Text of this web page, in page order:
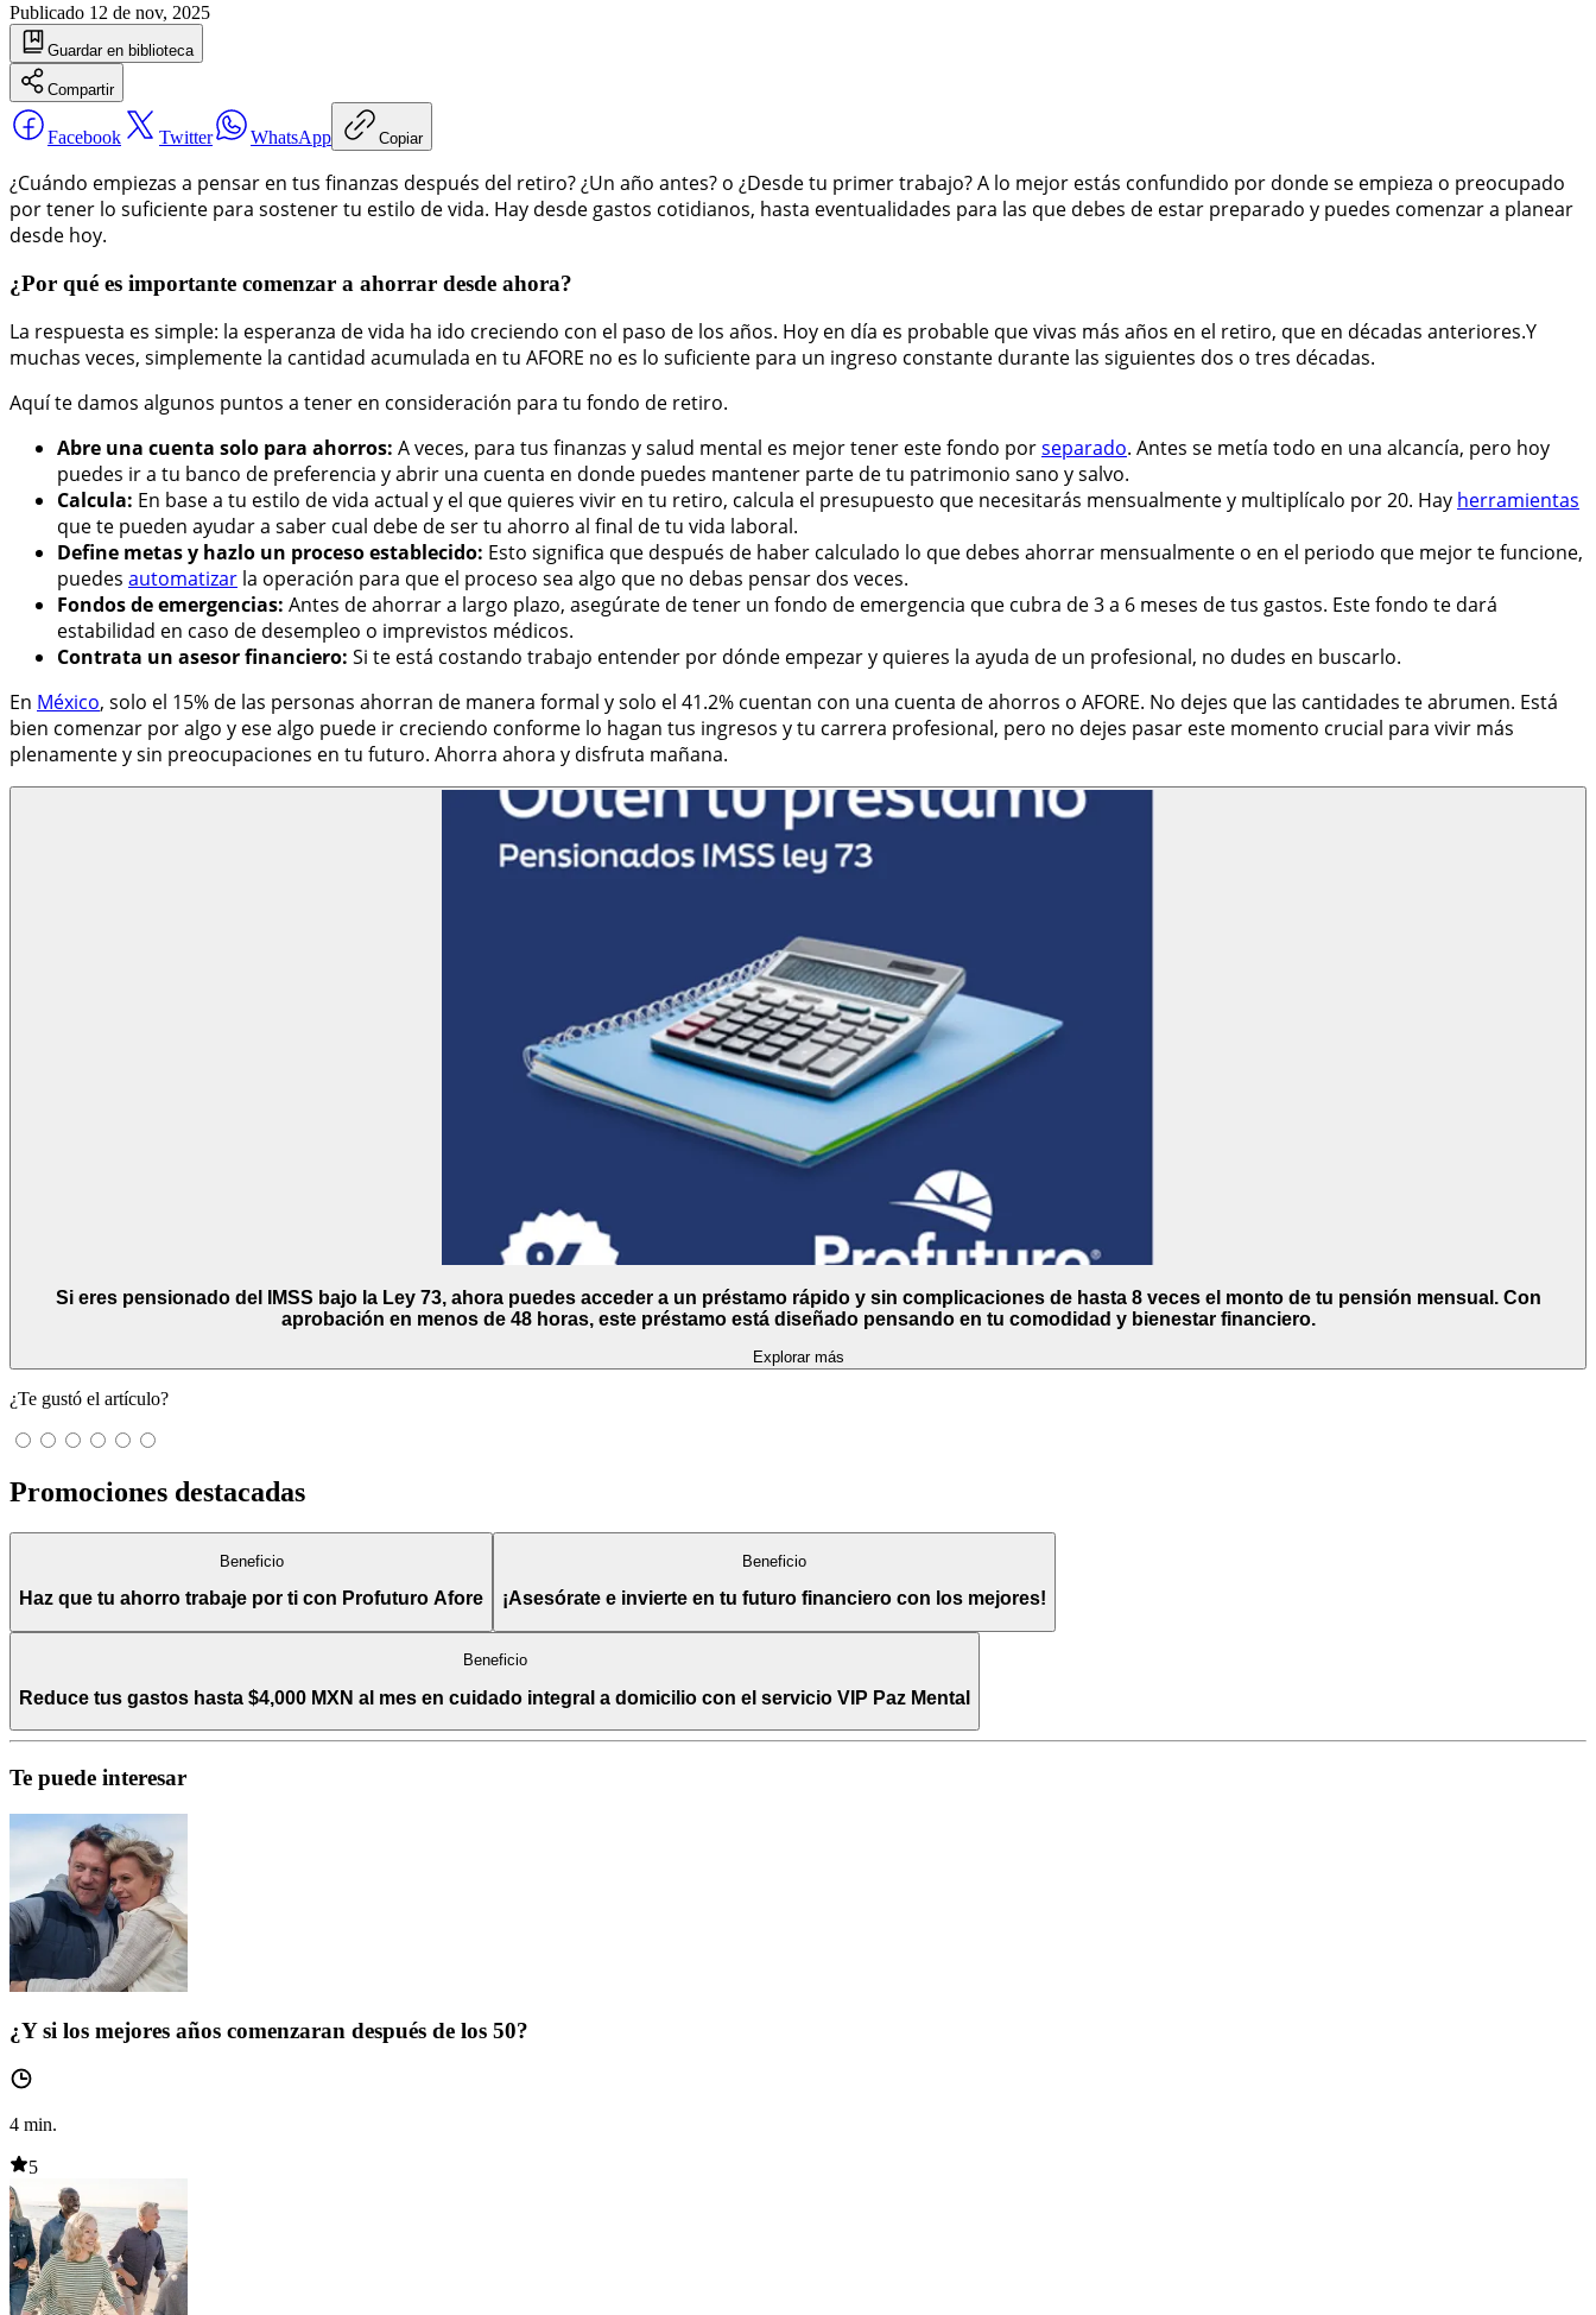
Publicado 12 de nov, 2025
Guardar en biblioteca
Compartir
Facebook Twitter WhatsApp Copiar
¿Cuándo empiezas a pensar en tus finanzas después del retiro? ¿Un año antes? o ¿Desde tu primer trabajo? A lo mejor estás confundido por donde se empieza o preocupado
por tener lo suficiente para sostener tu estilo de vida. Hay desde gastos cotidianos, hasta eventualidades para las que debes de estar preparado y puedes comenzar a planear
desde hoy.
¿Por qué es importante comenzar a ahorrar desde ahora?
La respuesta es simple: la esperanza de vida ha ido creciendo con el paso de los años. Hoy en día es probable que vivas más años en el retiro, que en décadas anteriores.Y
muchas veces, simplemente la cantidad acumulada en tu AFORE no es lo suficiente para un ingreso constante durante las siguientes dos o tres décadas.
Aquí te damos algunos puntos a tener en consideración para tu fondo de retiro.
Abre una cuenta solo para ahorros: A veces, para tus finanzas y salud mental es mejor tener este fondo porseparado. Antes se metía todo en una alcancía, pero hoy
puedes ir a tu banco de preferencia y abrir una cuenta en donde puedes mantener parte de tu patrimonio sano y salvo.
Calcula: En base a tu estilo de vida actual y el que quieres vivir en tu retiro, calcula el presupuesto que necesitarás mensualmente y multiplícalo por 20. Hay herramientas
que te pueden ayudar a saber cual debe de ser tu ahorro al final de tu vida laboral.
Define metas y hazlo un proceso establecido: Esto significa que después de haber calculado lo que debes ahorrar mensualmente o en el periodo que mejor te funcione,
puedes automatizar la operación para que el proceso sea algo que no debas pensar dos veces.
Fondos de emergencias: Antes de ahorrar a largo plazo, asegúrate de tener un fondo de emergencia que cubra de 3 a 6 meses de tus gastos. Este fondo te dará
estabilidad en caso de desempleo o imprevistos médicos.
Contrata un asesor financiero: Si te está costando trabajo entender por dónde empezar y quieres la ayuda de un profesional, no dudes en buscarlo.
En México, solo el 15% de las personas ahorran de manera formal y solo el 41.2% cuentan con una cuenta de ahorros o AFORE. No dejes que las cantidades te abrumen. Está
bien comenzar por algo y ese algo puede ir creciendo conforme lo hagan tus ingresos y tu carrera profesional, pero no dejes pasar este momento crucial para vivir más
plenamente y sin preocupaciones en tu futuro. Ahorra ahora y disfruta mañana.
Si eres pensionado del IMSS bajo la Ley 73, ahora puedes acceder a un préstamo rápido y sin complicaciones de hasta 8 veces el monto de tu pensión mensual. Con
aprobación en menos de 48 horas, este préstamo está diseñado pensando en tu comodidad y bienestar financiero.
Explorar más
¿Te gustó el artículo?
Promociones destacadas
Beneficio
Haz que tu ahorro trabaje por ti con Profuturo Afore
Beneficio
¡Asesórate e invierte en tu futuro financiero con los mejores!
Beneficio
Reduce tus gastos hasta $4,000 MXN al mes en cuidado integral a domicilio con el servicio VIP Paz Mental
Te puede interesar
¿Y si los mejores años comenzaran después de los 50?
4 min.
5